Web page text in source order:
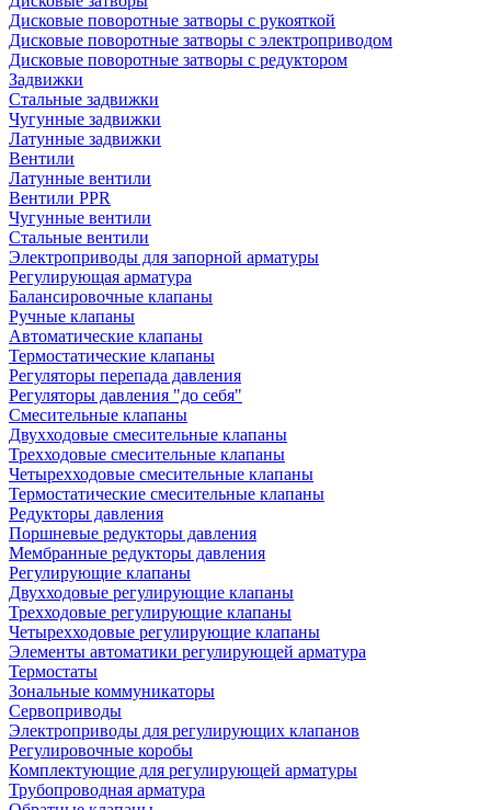
Дисковые поворотные затворы с рукояткой
Дисковые поворотные затворы с электроприводом
Дисковые поворотные затворы с редуктором
Задвижки
Стальные задвижки
Чугунные задвижки
Латунные задвижки
Вентили
Латунные вентили
Вентили PPR
Чугунные вентили
Стальные вентили
Электроприводы для запорной арматуры
Регулирующая арматура
Балансировочные клапаны
Ручные клапаны
Автоматические клапаны
Термостатические клапаны
Регуляторы перепада давления
Регуляторы давления "до себя"
Смесительные клапаны
Двухходовые смесительные клапаны
Трехходовые смесительные клапаны
Четырехходовые смесительные клапаны
Термостатические смесительные клапаны
Редукторы давления
Поршневые редукторы давления
Мембранные редукторы давления
Регулирующие клапаны
Двухходовые регулирующие клапаны
Трехходовые регулирующие клапаны
Четырехходовые регулирующие клапаны
Элементы автоматики регулирующей арматура
Термостаты
Зональные коммуникаторы
Сервоприводы
Электроприводы для регулирующих клапанов
Регулировочные коробы
Комплектующие для регулирующей арматуры
Трубопроводная арматура